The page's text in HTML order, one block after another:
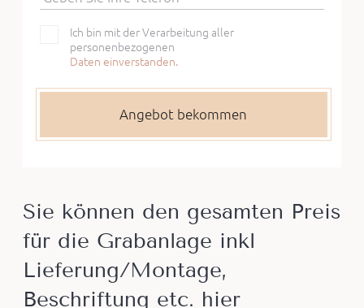
Ich bin mit der Verarbeitung aller
personenbezogenen
Daten einverstanden.
Sie können den gesamten Preis
für die Grabanlage inkl
Lieferung/Montage,
Beschriftung etc. hier